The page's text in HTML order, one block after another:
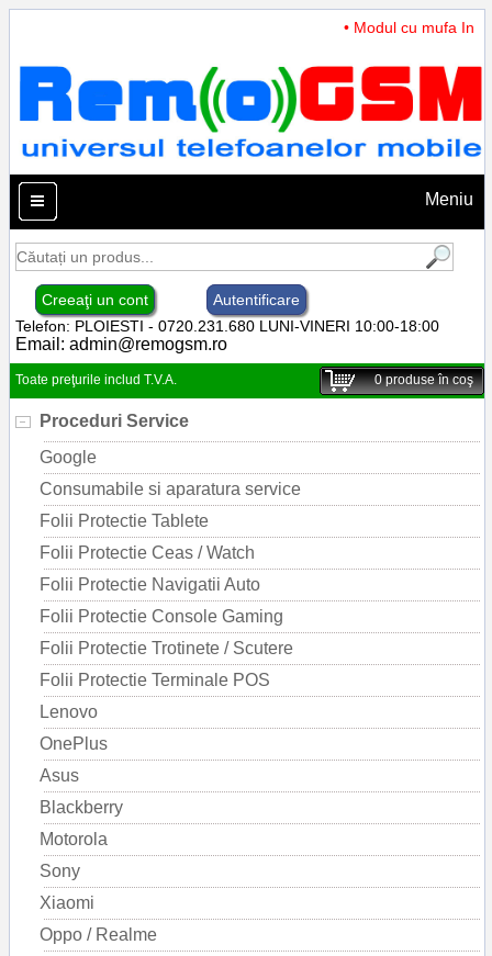
• Modul cu mufa
Meniu
Creeaţi un cont
Autentificare
Telefon: PLOIESTI - 0720.231.680 LUNI-VINERI 10:00-18:00
Email: admin@remogsm.ro
Toate preţurile includ T.V.A. 0produse în coş
Proceduri Service
Google
Consumabile si aparatura service
Folii Protectie Tablete
Folii Protectie Ceas / Watch
Folii Protectie Navigatii Auto
Folii Protectie Console Gaming
Folii Protectie Trotinete / Scutere
Folii Protectie Terminale POS
Lenovo
OnePlus
Asus
Blackberry
Motorola
Sony
Xiaomi
Oppo / Realme